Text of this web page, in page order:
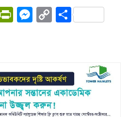
PrintFriendly
Messenger
CopyShare